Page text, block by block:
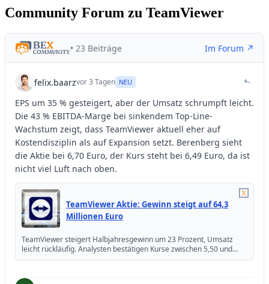
Community Forum zu TeamViewer